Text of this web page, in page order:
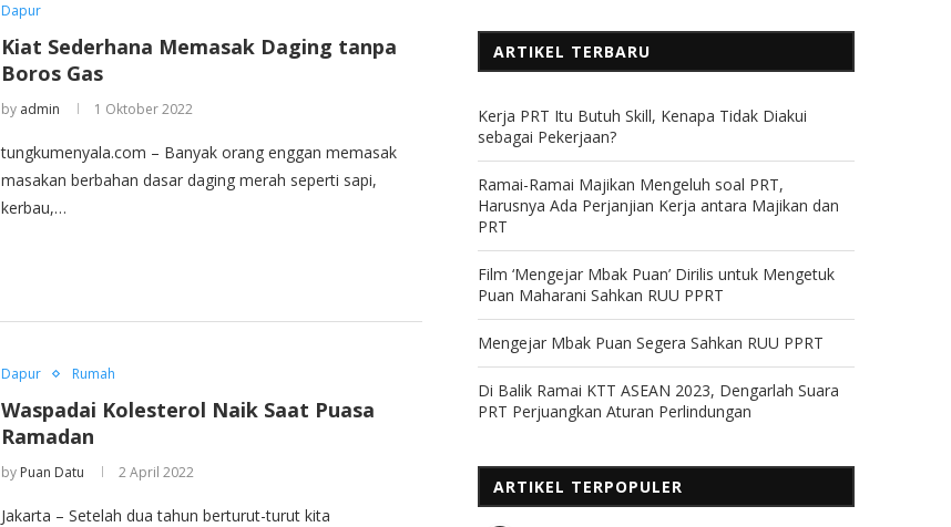
Dapur
Kiat Sederhana Memasak Daging tanpa
Boros Gas
by admin 1 Oktober 2022
tungkumenyala.com – Banyak orang enggan memasak
masakan berbahan dasar daging merah seperti sapi,
kerbau,…
Dapur Rumah
Waspadai Kolesterol Naik Saat Puasa
Ramadan
by Puan Datu 2 April 2022
Jakarta – Setelah dua tahun berturut-turut kita
ARTIKEL TERBARU
Kerja PRT Itu Butuh Skill, Kenapa Tidak Diakui
sebagai Pekerjaan?
Ramai-Ramai Majikan Mengeluh soal PRT,
Harusnya Ada Perjanjian Kerja antara Majikan dan
PRT
Film ‘Mengejar Mbak Puan’ Dirilis untuk Mengetuk
Puan Maharani Sahkan RUU PPRT
Mengejar Mbak Puan Segera Sahkan RUU PPRT
Di Balik Ramai KTT ASEAN 2023, Dengarlah Suara
PRT Perjuangkan Aturan Perlindungan
ARTIKEL TERPOPULER